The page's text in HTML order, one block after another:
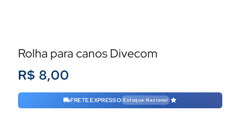
Rolha para canos Divecom
Preço
R$ 8,00
FRETE EXPRESSO Estoque Nacional